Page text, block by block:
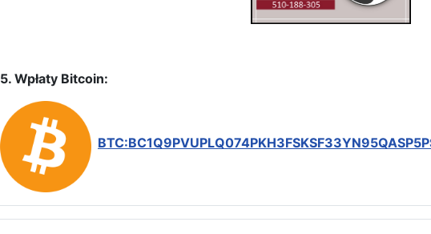
5. Wpłaty Bitcoin: